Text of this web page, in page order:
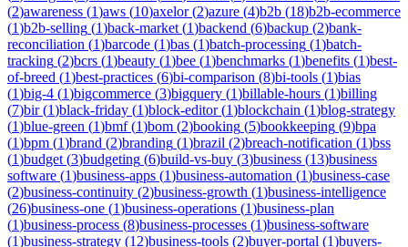
(2)awareness (1)aws (10)axelor(2)azure (4)b2b (18)b2b-ecommerce
(1)b2b-selling (1)back-market (1)backend (6)backup (2)bank-
reconciliation (1)barcode (1)bas (1)batch-processing (1)batch-
tracking (2)bcrs (1)beauty (1)bee (1)benchmarks (1)benefits (1)best-
of-breed (1)best-practices (6)bi-comparison (8)bi-tools (1)bias
(1)big-4 (1)bigcommerce (3)bigquery (1)billable-hours (1)billing
(7)bir(1)black-friday (1)block-editor(1)blockchain (1)blog-strategy
(1)blue-green (1)bmf(1)bom (2)booking (5)bookkeeping (9)bpa
(1)bpm (1)brand (2)branding (1)brazil (2)breach-notification (1)bss
(1)budget (3)budgeting (6)build-vs-buy (3)business (13)business
software (1)business-apps (1)business-automation (1)business-case
(2)business-continuity (2)business-growth (1)business-intelligence
(26)business-one (1)business-operations (1)business-plan
(1)business-process (8)business-processes (1)business-software
(1)business-strategy (12)business-tools (2)buyer-portal (1)buyers-